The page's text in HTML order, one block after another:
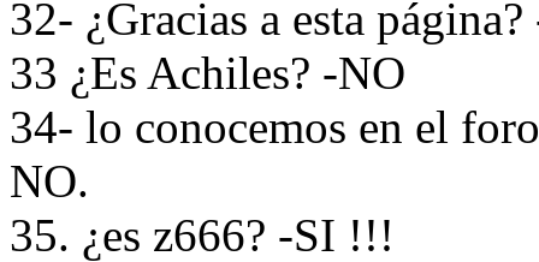
32- ¿Gracias a esta
33 ¿Es Achiles? -NO
34- lo conocemos en el
NO.
35. ¿es z666? -SI !!!